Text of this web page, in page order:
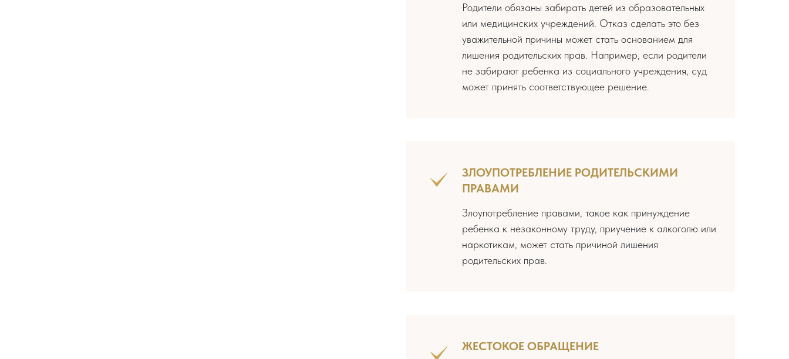
Родители обязаны забирать детей из образовательных
или медицинских учреждений. Отказ сделать это без
уважительной причины может стать основанием для
лишения родительских прав. Например, если родители
не забирают ребенка из социального учреждения, суд
может принять соответствующее решение.
ЗЛОУПОТРЕБЛЕНИЕ РОДИТЕЛЬСКИМИ
ПРАВАМИ
Злоупотребление правами, такое как принуждение
ребенка к незаконному труду, приучение к алкоголю или
наркотикам, может стать причиной лишения
родительских прав.
ЖЕСТОКОЕ ОБРАЩЕНИЕ